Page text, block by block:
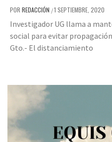
POR REDACCIÓN /1 SEPTIEMBRE, 2020
Investigador UG llama a
social para evitar
Gto.- El distanciamiento